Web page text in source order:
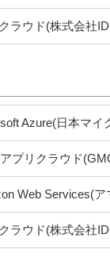
ラウド(株式会社
Azure(日本マイ
プリクラウド
Web Services(
ラウド(株式会社